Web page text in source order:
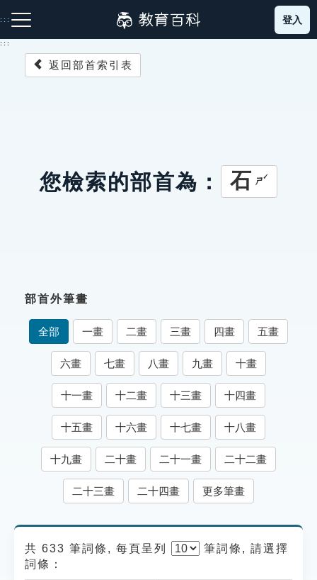
到
主
:::
成語故事
索引選單
知識索引
單字索引
生命大百科索引
遊戲專區
貓頭鷹博士
登入
:::
返回部首索引表
您檢索的部首為： 石 ㄕˊ
部首外筆畫
全部 一畫 二畫 三畫 四畫 五畫
六畫 七畫 八畫 九畫 十畫
十一畫 十二畫 十三畫 十四畫
十五畫 十六畫 十七畫 十八畫
十九畫 二十畫 二十一畫 二十二畫
二十三畫 二十四畫 更多筆畫
共 633 筆詞條, 每頁呈列 筆詞條, 請選擇
詞條：